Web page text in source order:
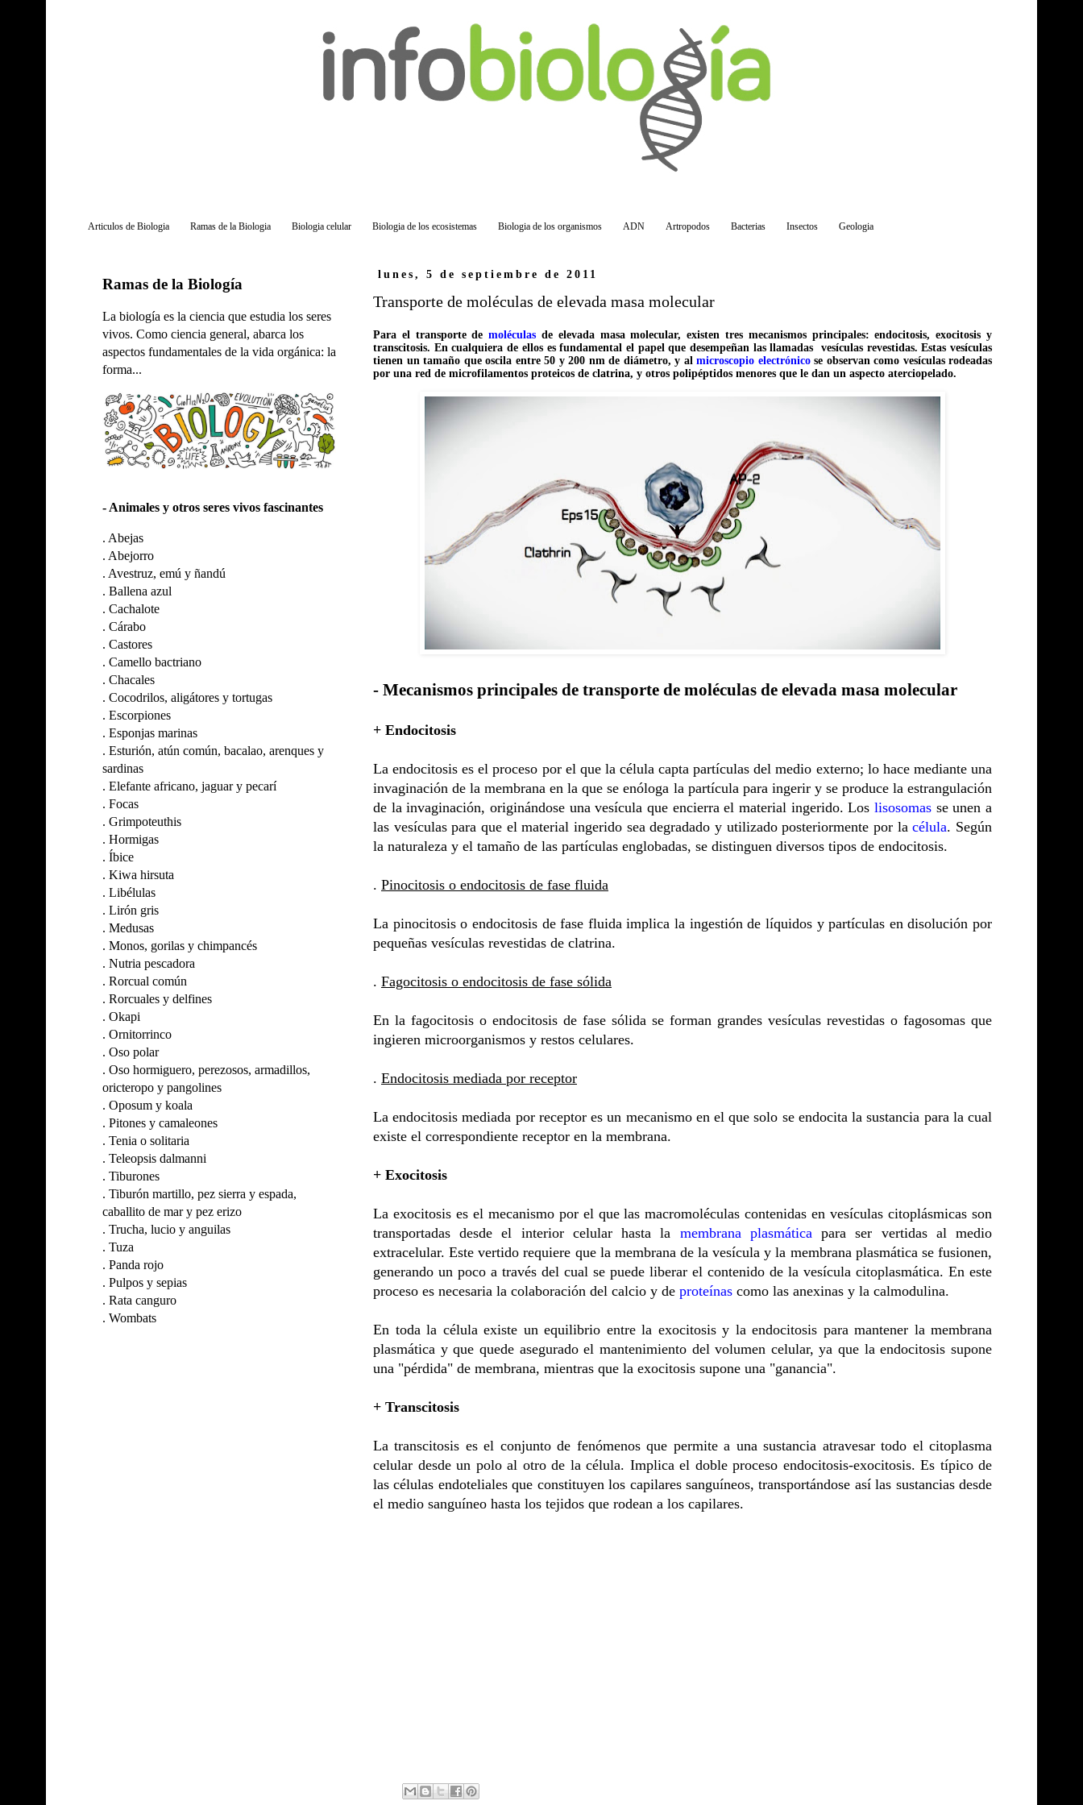
Articulos de Biologia Ramas de la Biologia Biologia celular Biologia de los ecosistemas Biologia de los organismos ADN Artropodos Bacterias Insectos Geologia
lunes, 5 de septiembre de 2011
Transporte de moléculas de elevada masa molecular
Para el transporte demoléculas de elevada masa molecular, existen tres mecanismos principales: endocitosis, exocitosis y
transcitosis. En cualquiera de ellos es fundamental el papel que desempeñan las llamadas vesículas revestidas. Estas vesículas
tienen un tamaño que oscila entre 50 y 200 nm de diámetro, y al microscopio electrónicose observan como vesículas rodeadas
por una red de microfilamentos proteicos de clatrina, y otros polipéptidos menores que le dan un aspecto aterciopelado.
- Mecanismos principales de transporte de moléculas de elevada masa molecular
+ Endocitosis
La endocitosis es el proceso por el que la célula capta partículas del medio externo; lo hace mediante una
invaginación de la membrana en la que se enóloga la partícula para ingerir y se produce la estrangulación
de la invaginación, originándose una vesícula que encierra el material ingerido. Los lisosomas se unen a
las vesículas para que el material ingerido sea degradado y utilizado posteriormente por lacélula. Según
la naturaleza y el tamaño de las partículas englobadas, se distinguen diversos tipos de endocitosis.
. Pinocitosis o endocitosis de fase fluida
La pinocitosis o endocitosis de fase fluida implica la ingestión de líquidos y partículas en disolución por
pequeñas vesículas revestidas de clatrina.
. Fagocitosis o endocitosis de fase sólida
En la fagocitosis o endocitosis de fase sólida se forman grandes vesículas revestidas o fagosomas que
ingieren microorganismos y restos celulares.
. Endocitosis mediada por receptor
La endocitosis mediada por receptor es un mecanismo en el que solo se endocita la sustancia para la cual
existe el correspondiente receptor en la membrana.
+ Exocitosis
La exocitosis es el mecanismo por el que las macromoléculas contenidas en vesículas citoplásmicas son
transportadas desde el interior celular hasta la membrana plasmática para ser vertidas al medio
extracelular. Este vertido requiere que la membrana de la vesícula y la membrana plasmática se fusionen,
generando un poco a través del cual se puede liberar el contenido de la vesícula citoplasmática. En este
proceso es necesaria la colaboración del calcio y de proteínas como las anexinas y la calmodulina.
En toda la célula existe un equilibrio entre la exocitosis y la endocitosis para mantener la membrana
plasmática y que quede asegurado el mantenimiento del volumen celular, ya que la endocitosis supone
una "pérdida" de membrana, mientras que la exocitosis supone una "ganancia".
+ Transcitosis
La transcitosis es el conjunto de fenómenos que permite a una sustancia atravesar todo el citoplasma
celular desde un polo al otro de la célula. Implica el doble proceso endocitosis-exocitosis. Es típico de
las células endoteliales que constituyen los capilares sanguíneos, transportándose así las sustancias desde
el medio sanguíneo hasta los tejidos que rodean a los capilares.
Ramas de la Biología
La biología es la ciencia que estudia los seres
vivos. Como ciencia general, abarca los
aspectos fundamentales de la vida orgánica: la
forma...
- Animales y otros seres vivos fascinantes
. Abejas
. Abejorro
. Avestruz, emú y ñandú
. Ballena azul
. Cachalote
. Cárabo
. Castores
. Camello bactriano
. Chacales
. Cocodrilos, aligátores y tortugas
. Escorpiones
. Esponjas marinas
. Esturión, atún común, bacalao, arenques y
sardinas
. Elefante africano, jaguar y pecarí
. Focas
. Grimpoteuthis
. Hormigas
. Íbice
. Kiwa hirsuta
. Libélulas
. Lirón gris
. Medusas
. Monos, gorilas y chimpancés
. Nutria pescadora
. Rorcual común
. Rorcuales y delfines
. Okapi
. Ornitorrinco
. Oso polar
. Oso hormiguero, perezosos, armadillos,
oricteropo y pangolines
. Oposum y koala
. Pitones y camaleones
. Tenia o solitaria
. Teleopsis dalmanni
. Tiburones
. Tiburón martillo, pez sierra y espada,
caballito de mar y pez erizo
. Trucha, lucio y anguilas
. Tuza
. Panda rojo
. Pulpos y sepias
. Rata canguro
. Wombats